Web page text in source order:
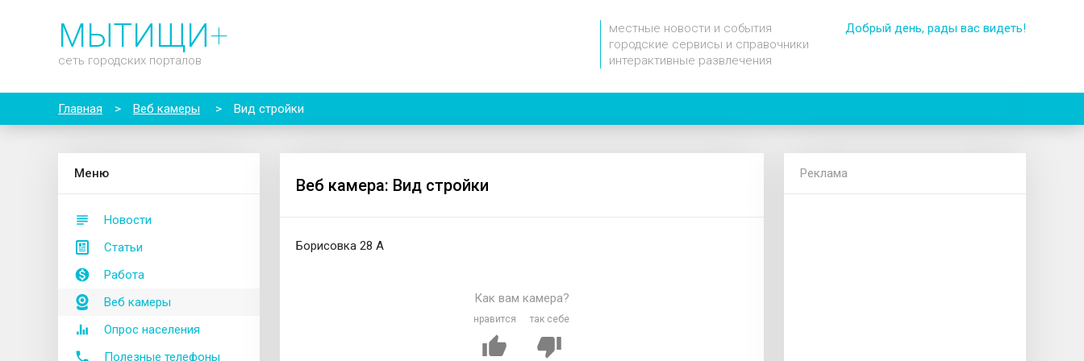
МЫТИЩИ+
сеть городских порталов
местные новости и события
городские сервисы и справочники
интерактивные развлечения
Добрый день, рады вас видеть!
Главная > Веб камеры > Вид стройки
Меню
Новости
Статьи
Работа
Веб камеры
Опрос населения
Полезные телефоны
Веб камера: Вид стройки
Борисовка 28 А
Как вам камера?
нравится так себе
Реклама